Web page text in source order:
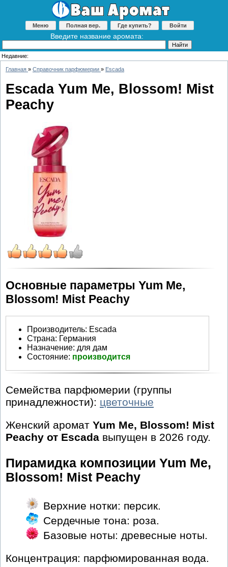
Меню Полная вер. Где купить? Войти
Введите название аромата:
Недавние:
Главная » Справочник парфюмерии » Escada
Escada Yum Me, Blossom! Mist
Peachy
Основные параметры Yum Me,
Blossom! Mist Peachy
Производитель: Escada
Страна: Германия
Назначение: для дам
Состояние: производится
Семейства парфюмерии (группы
принадлежности): цветочные
Женский аромат Yum Me, Blossom! Mist
Peachy от Escada выпущен в 2026 году.
Пирамидка композиции Yum Me,
Blossom! Mist Peachy
Верхние нотки: персик.
Сердечные тона: роза.
Базовые ноты: древесные ноты.
Концентрация: парфюмированная вода.